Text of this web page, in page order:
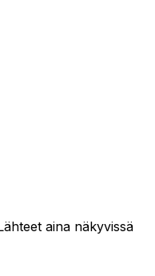
aina näkyvissä